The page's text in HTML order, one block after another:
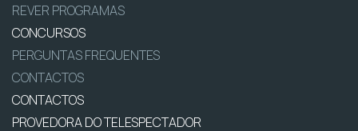
REVER PROGRAMAS
CONCURSOS
PERGUNTAS FREQUENTES
CONTACTOS
CONTACTOS
PROVEDORA DO TELESPECTADOR